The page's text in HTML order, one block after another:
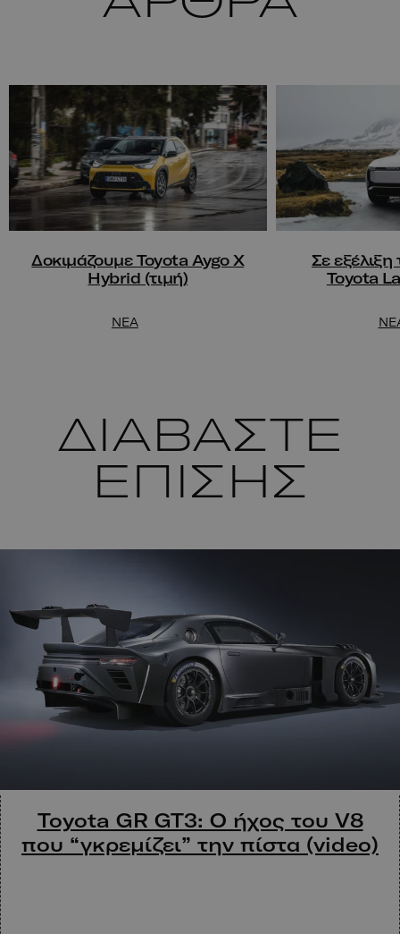
Δοκιμάζουμε Toyota Aygo X
Hybrid (τιμή)
NEA
Σε εξέλιξη
Toyota
ΔΙΑΒΑΣΤΕ
ΕΠΙΣΗΣ
Toyota GR GT3: Ο ήχος του V8
που “γκρεμίζει” την πίστα (video)